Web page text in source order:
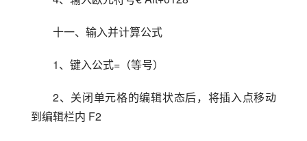
十一、输入并计算公式
1、键入公式=（等号）
2、关闭单元格的编辑状态后，将插入点移动
到编辑栏内 F2